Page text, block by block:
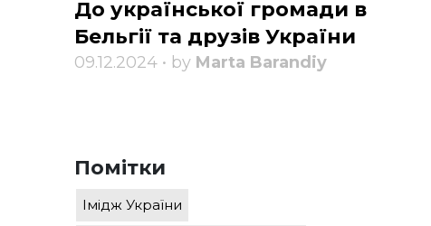
До української громади в
Бельгії та друзів України
09.12.2024 • by Marta Barandiy
Помітки
Імідж України